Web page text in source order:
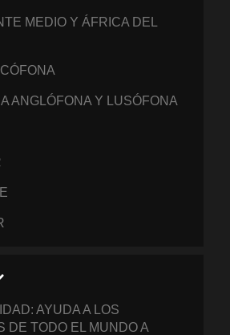
MEDIO Y ÁFRICA DEL
ANGLÓFONA Y LUSÓFONA
AYUDA A LOS
DE TODO EL MUNDO A